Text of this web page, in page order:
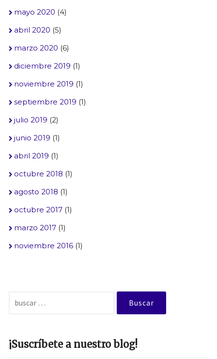
mayo 2020 (4)
abril 2020 (5)
marzo 2020 (6)
diciembre 2019 (1)
noviembre 2019 (1)
septiembre 2019 (1)
julio 2019 (2)
junio 2019 (1)
abril 2019 (1)
octubre 2018 (1)
agosto 2018 (1)
octubre 2017(1)
marzo 2017(1)
noviembre 2016(1)
¡Suscríbete a nuestro blog!